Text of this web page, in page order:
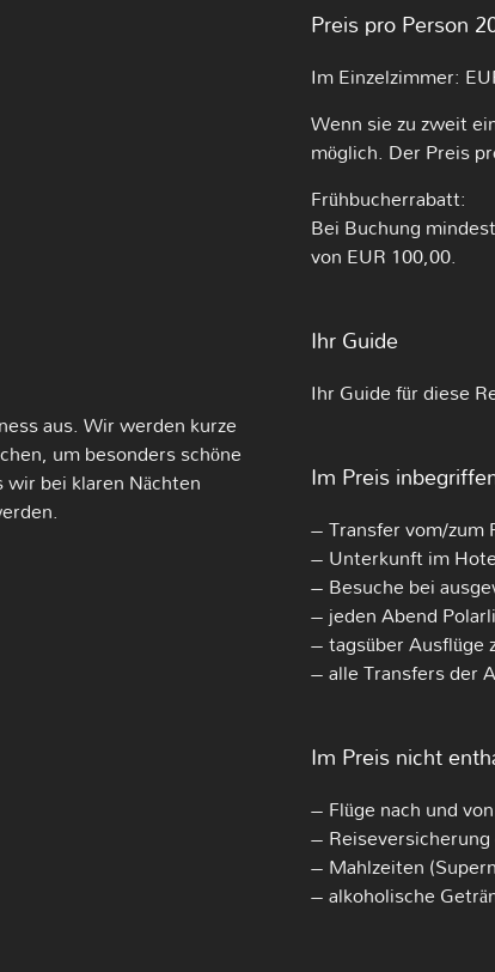
aus. Wir werden kurze
um besonders schöne
bei klaren Nächten
Preis pro Person
Im Einzelzimmer:
Wenn sie zu zweit
möglich. Der Preis
Frühbucherrabatt:
Bei Buchung
von EUR 100,00.
Ihr Guide
Ihr Guide für diese
Im Preis
– Transfer vom/zum
– Unterkunft im
– Besuche bei
– jeden Abend
– tagsüber Ausflüge
– alle Transfers der
Im Preis nicht
– Flüge nach und
–
– Mahlzeiten
– alkoholische